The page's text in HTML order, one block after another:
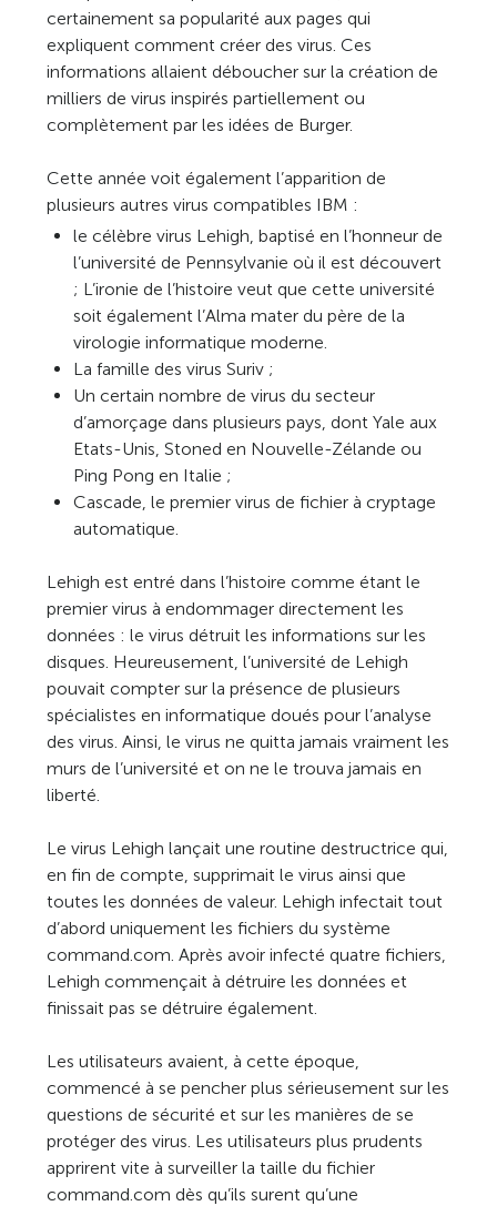
certainement sa popularité aux pages qui
expliquent comment créer des virus. Ces
informations allaient déboucher sur la création de
milliers de virus inspirés partiellement ou
complètement par les idées de Burger.
Cette année voit également l’apparition de
plusieurs autres virus compatibles IBM :
le célèbre virus Lehigh, baptisé en l’honneur de
l’université de Pennsylvanie où il est découvert
; L’ironie de l’histoire veut que cette université
soit également l’Alma mater du père de la
virologie informatique moderne.
La famille des virus Suriv ;
Un certain nombre de virus du secteur
d’amorçage dans plusieurs pays, dont Yale aux
Etats-Unis, Stoned en Nouvelle-Zélande ou
Ping Pong en Italie ;
Cascade, le premier virus de fichier à cryptage
automatique.
Lehigh est entré dans l’histoire comme étant le
premier virus à endommager directement les
données : le virus détruit les informations sur les
disques. Heureusement, l’université de Lehigh
pouvait compter sur la présence de plusieurs
spécialistes en informatique doués pour l’analyse
des virus. Ainsi, le virus ne quitta jamais vraiment les
murs de l’université et on ne le trouva jamais en
liberté.
Le virus Lehigh lançait une routine destructrice qui,
en fin de compte, supprimait le virus ainsi que
toutes les données de valeur. Lehigh infectait tout
d’abord uniquement les fichiers du système
command.com. Après avoir infecté quatre fichiers,
Lehigh commençait à détruire les données et
finissait pas se détruire également.
Les utilisateurs avaient, à cette époque,
commencé à se pencher plus sérieusement sur les
questions de sécurité et sur les manières de se
protéger des virus. Les utilisateurs plus prudents
apprirent vite à surveiller la taille du fichier
command.com dès qu’ils surent qu’une